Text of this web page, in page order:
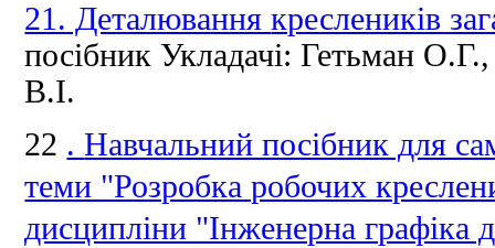
21. Деталюваннякреслеників
посібник Укладачі:Гетьман
В.І.
22 .Навчальний посібник для
теми "Розробка робочих
дисципліни "Інженерна графіка